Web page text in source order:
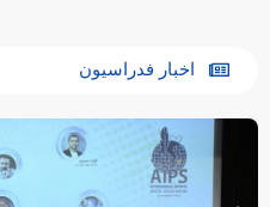
اخبار فدراسیون